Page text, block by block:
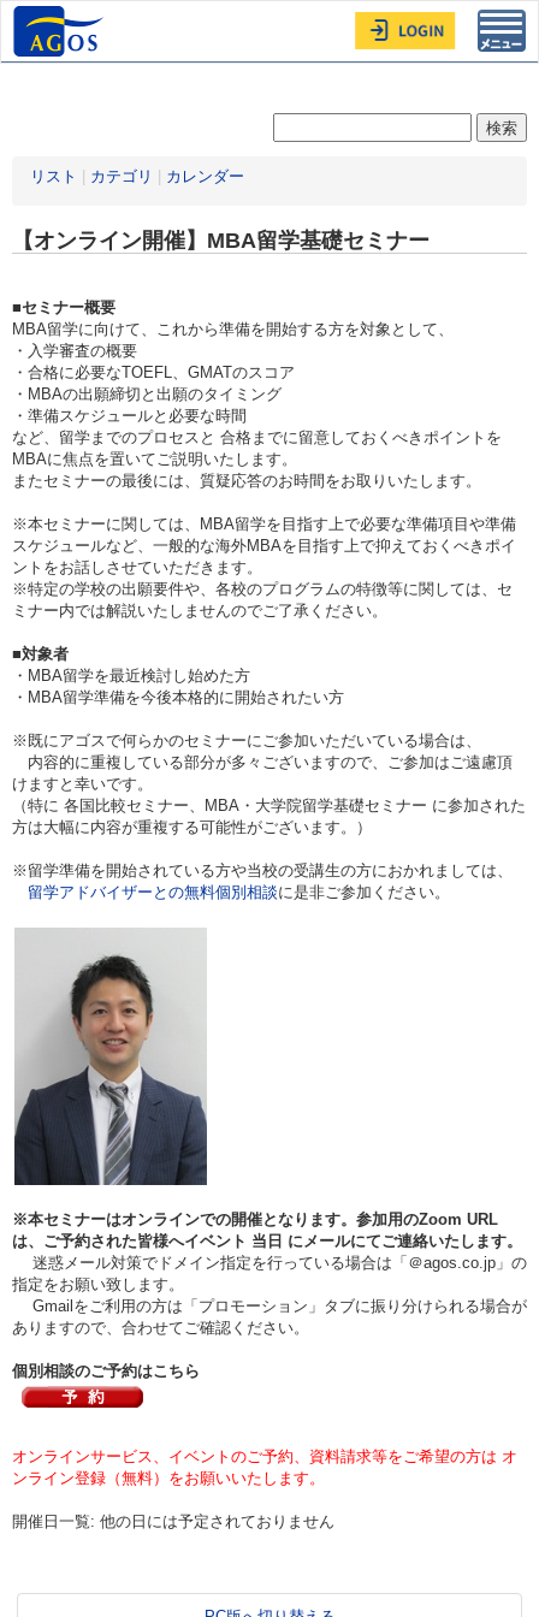
リスト カテゴリ カレンダー
【オンライン開催】MBA留学基礎セミナー
■セミナー概要
MBA留学に向けて、これから準備を開始する方を対象として、
・入学審査の概要
・合格に必要なTOEFL、GMATのスコア
・MBAの出願締切と出願のタイミング
・準備スケジュールと必要な時間
など、留学までのプロセスと 合格までに留意しておくべきポイントを
MBAに焦点を置いてご説明いたします。
またセミナーの最後には、質疑応答のお時間をお取りいたします。
※本セミナーに関しては、MBA留学を目指す上で必要な準備項目や準備
スケジュールなど、一般的な海外MBAを目指す上で抑えておくべきポイ
ントをお話しさせていただきます。
※特定の学校の出願要件や、各校のプログラムの特徴等に関しては、セ
ミナー内では解説いたしませんのでご了承ください。
■対象者
・MBA留学を最近検討し始めた方
・MBA留学準備を今後本格的に開始されたい方
※既にアゴスで何らかのセミナーにご参加いただいている場合は、
内容的に重複している部分が多々ございますので、ご参加はご遠慮頂
けますと幸いです。
（特に 各国比較セミナー、MBA・大学院留学基礎セミナー に参加された
方は大幅に内容が重複する可能性がございます。）
※留学準備を開始されている方や当校の受講生の方におかれましては、
留学アドバイザーとの無料個別相談に是非ご参加ください。
※本セミナーはオンラインでの開催となります。参加用のZoom URL
は、ご予約された皆様へイベント 当日 にメールにてご連絡いたします。
迷惑メール対策でドメイン指定を行っている場合は「＠agos.co.jp」の
指定をお願い致します。
Gmailをご利用の方は「プロモーション」タブに振り分けられる場合が
ありますので、合わせてご確認ください。
個別相談のご予約はこちら
オンラインサービス、イベントのご予約、資料請求等をご希望の方は オ
ンライン登録（無料）をお願いいたします。
開催日一覧: 他の日には予定されておりません